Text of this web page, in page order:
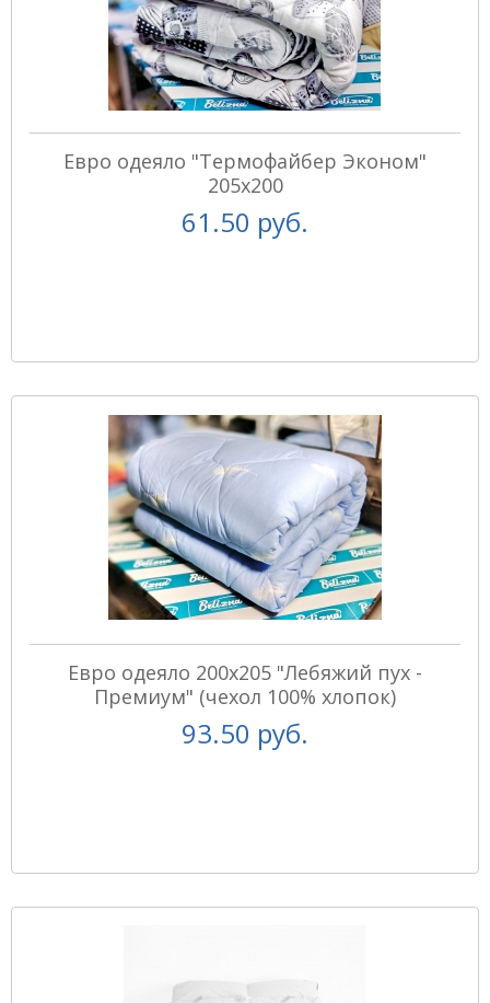
Евро одеяло "Термофайбер Эконом"
205х200
61.50 руб.
Евро одеяло 200x205 "Лебяжий пух -
Премиум" (чехол 100% хлопок)
93.50 руб.